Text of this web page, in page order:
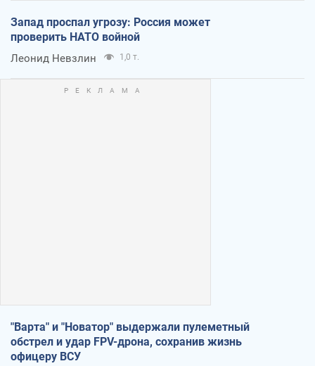
Запад проспал угрозу: Россия может
проверить НАТО войной
Леонид Невзлин 1,0 т.
"Варта" и "Новатор" выдержали пулеметный
обстрел и удар FPV-дрона, сохранив жизнь
офицеру ВСУ